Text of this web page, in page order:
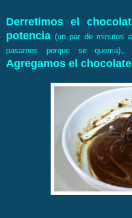
Derretimos el
potencia(un par de minutos
pasarnos porque se quema),
Agregamos el